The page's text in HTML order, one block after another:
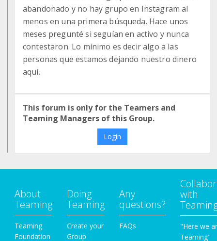
abandonado y no hay grupo en Instagram al
menos en una primera búsqueda. Hace unos
meses pregunté si seguían en activo y nunca
contestaron. Lo mínimo es decir algo a las
personas que estamos dejando nuestro dinero
aquí.
This forum is only for the Teamers and
Teaming Managers of this Group.
Login
About
Teaming
Teaming
Foundation
Doing
Teaming
Create your
Group
Any
questions?
FAQs
with
"Here we
Teaming"